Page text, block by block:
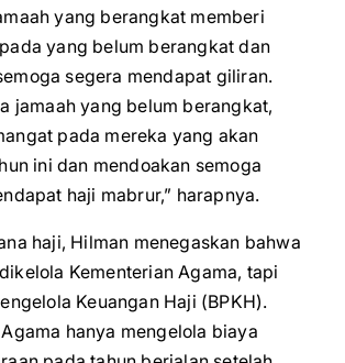
yang berangkat memberi
yang belum berangkat dan
segera mendapat giliran.
jamaah yang belum berangkat,
pada mereka yang akan
ini dan mendoakan semoga
haji mabrur,” harapnya.
haji, Hilman menegaskan bahwa
Kementerian Agama, tapi
Keuangan Haji (BPKH).
hanya mengelola biaya